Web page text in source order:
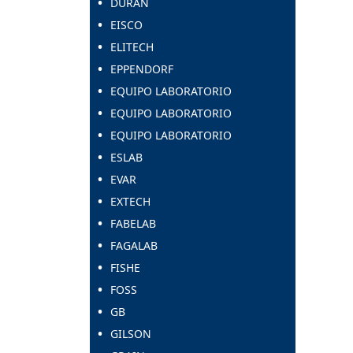
EISCO
ELITECH
EPPENDORF
EQUIPO LABORATORIO
EQUIPO LABORATORIO
EQUIPO LABORATORIO
ESLAB
EVAR
EXTECH
FABELAB
FAGALAB
FISHE
FOSS
GB
GILSON